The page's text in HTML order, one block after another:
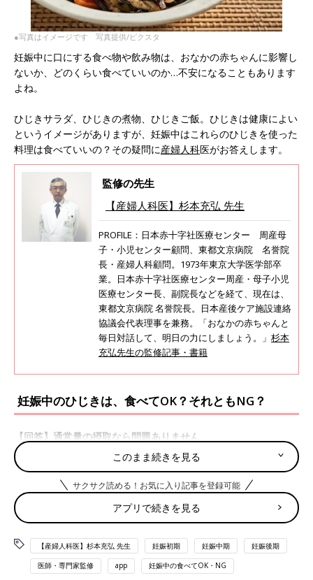
●写真はイメージです 写真提供/ピクスタ
妊娠中に口にする食べ物や飲み物は、おなかの赤ちゃんに影響し
ないか、どのくらい食べていいのか…不安になることもあります
よね。
ひじきサラダ、ひじきの煮物、ひじきご飯。ひじきは健康によい
というイメージがありますが、妊娠中はこれらのひじきを使った
料理は食べていいの？その疑問に産婦人科医がお答えします。
監修の先生
【産婦人科医】杉本充弘 先生
PROFILE：日本赤十字社医療センター 周産母
子・小児センター顧問、東都文京病院 名誉院
長・産婦人科顧問。1973年東京大学医学部卒
業。日本赤十字社医療センター周産・母子小児
医療センター長、副院長などを経て、現在は、
東都文京病院 名誉院長。日本産後ケア施設連絡
協議会代表理事を兼務。「おなかの赤ちゃんと
毎日対話して、明日の力にしましょう。」 杉本
充弘先生の監修記事・書籍
妊娠中のひじきは、食べてOK？それともNG？
【回答】通常量の摂取なら問題ありません
妊娠中期
△
○
○
ひじきには無機ヒ素が含まれているため、妊娠中の摂取には注意
が必要という見解もありますが、過剰に摂取するのでなければ問
題はありません。
気になるなら、妊娠初期を避ければいいでしょう。鉄分や食物繊
維、ミネラルを多く含むので、通常量の摂取ならおすすめの食材
このまま続きを見る
サクサク読める！お気に入り記事を登録可能
アプリで続きを見る
【産婦人科医】杉本充弘 先生 妊娠初期 妊娠中期 妊娠後期
医師・専門家監修 app 妊娠中の食べてOK・NG